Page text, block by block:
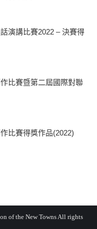
演講比賽2022 – 決賽得
比賽暨第二屆國際對聯
比賽得獎作品(2022)
of the New Towns All rights